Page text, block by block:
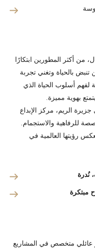
من أكثر المطورين ابتكارًا
بالحياة وتغني تجربة
لفهم أسلوب الحياة الذي
بهوية مميزة.
الريم، مركز الإبداع
للرفاهية والاستجمام.
رؤيتها العالمية في
نُدرة
مبتكرة
عام 2019 كمطور عائلي متخصص في المشاريع